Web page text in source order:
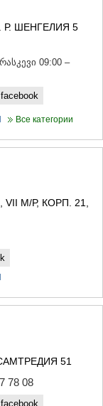
Р. ШЕНГЕЛИЯ 5
09:00 –
facebook
Все категории
VII М/Р, КОРП. 21,
51
78 08
facebook